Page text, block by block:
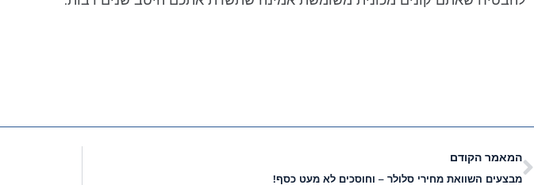
המאמר הקודם
מבצעים השוואת מחירי סלולר – וחוסכים לא מעט כסף!